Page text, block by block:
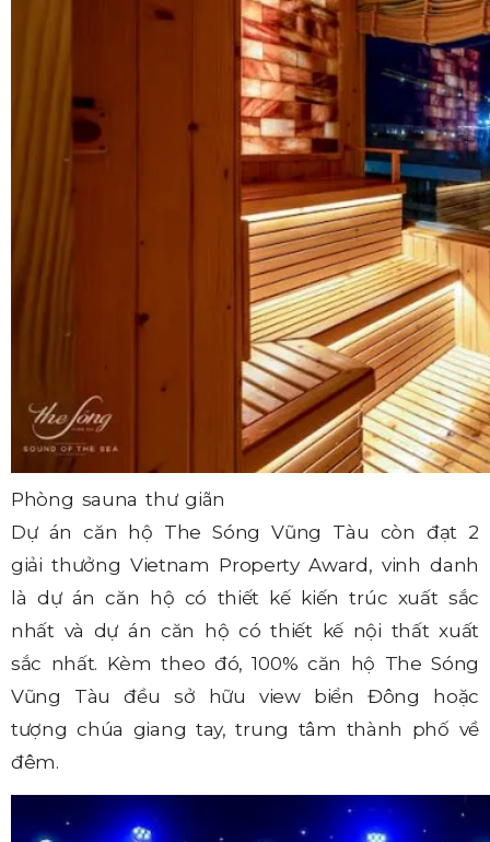
Phòng sauna thư giãn
Dự án căn hộ The Sóng Vũng Tàu còn đạt 2
giải thưởng Vietnam Property Award, vinh danh
là dự án căn hộ có thiết kế kiến trúc xuất sắc
nhất và dự án căn hộ có thiết kế nội thất xuất
sắc nhất. Kèm theo đó, 100% căn hộ The Sóng
Vũng Tàu đều sở hữu view biển Đông hoặc
tượng chúa giang tay, trung tâm thành phố về
đêm.